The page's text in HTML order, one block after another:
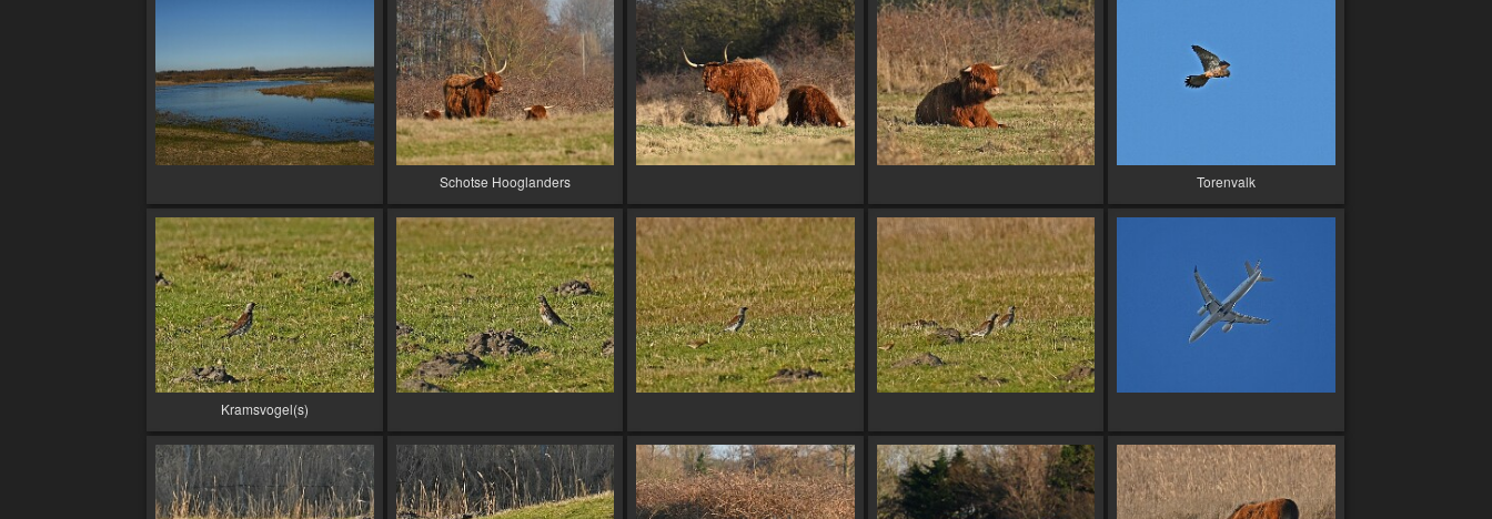
Schotse Hooglanders Torenvalk
Kramsvogel(s)